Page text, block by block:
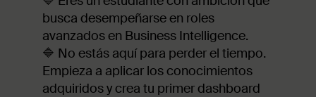
busca desempeñarse en roles
avanzados en Business Intelligence.
🔷 No estás aquí para perder el tiempo.
Empieza a aplicar los conocimientos
adquiridos y crea tu primer dashboard